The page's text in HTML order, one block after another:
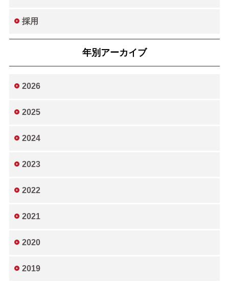
採用
年別アーカイブ
2026
2025
2024
2023
2022
2021
2020
2019